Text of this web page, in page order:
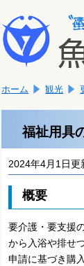
文
へ
移
ま
す。
こ
か
文
ホーム 観光
福祉用具
2024年4月1日更
概要
要介護・要支援
から入浴や排せ
申請に基づき購